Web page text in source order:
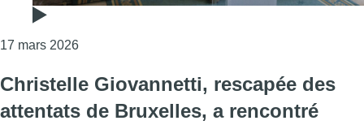
17 mars 2026Consulter l'article "22 mars, 10 ans plus tard :
Christelle Giovannetti, rescapée des
attentats de Bruxelles, a rencontré